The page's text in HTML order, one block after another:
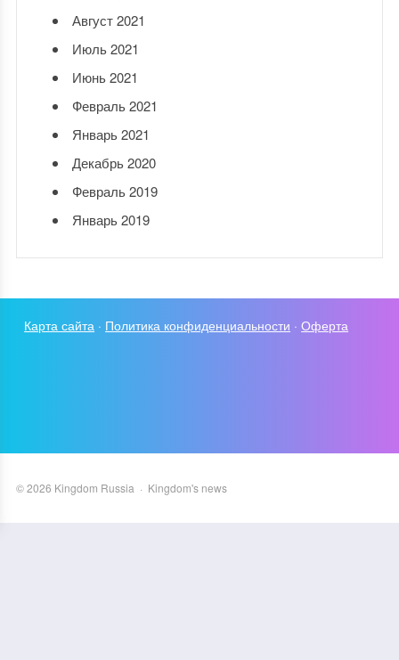
Август 2021
Июль 2021
Июнь 2021
Февраль 2021
Январь 2021
Декабрь 2020
Февраль 2019
Январь 2019
Карта сайта · Политика конфиденциальности ·Оферта
©2026 Kingdom Russia · Kingdom's news